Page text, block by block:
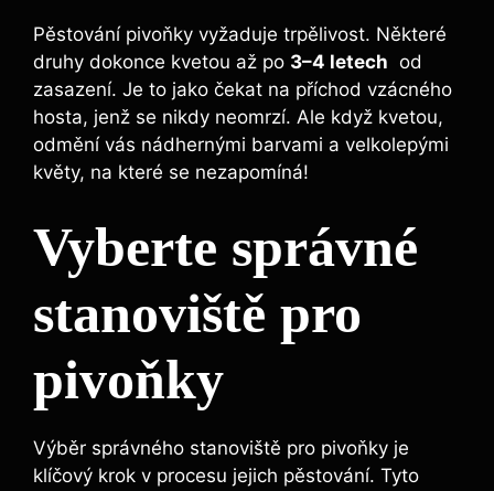
Pěstování pivoňky vyžaduje trpělivost. Některé
druhy dokonce⁢ kvetou až po 3–4⁤ letech ⁤ od
zasazení.​ Je‌ to jako čekat na příchod vzácného
hosta, jenž se nikdy neomrzí. Ale když kvetou,
⁤odmění vás nádhernými barvami a velkolepými
květy, na které se nezapomíná!
Vyberte správné
stanoviště pro
pivoňky
Výběr správného stanoviště pro pivoňky je
klíčový krok v procesu jejich pěstování. Tyto